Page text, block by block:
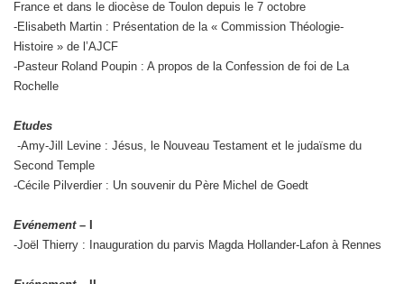
France et dans le diocèse de Toulon depuis le 7 octobre
-Elisabeth Martin : Présentation de la « Commission Théologie-
Histoire » de l’AJCF
-Pasteur Roland Poupin : A propos de la Confession de foi de La
Rochelle
Etudes
-Amy-Jill Levine : Jésus, le Nouveau Testament et le judaïsme du
Second Temple
-Cécile Pilverdier : Un souvenir du Père Michel de Goedt
Evénement –
-Joël Thierry : Inauguration du parvis Magda Hollander-Lafon à Rennes